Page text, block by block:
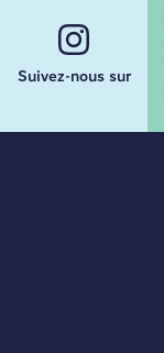
Suivez-nous sur